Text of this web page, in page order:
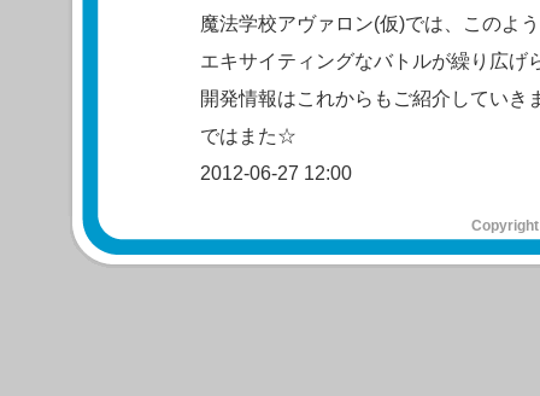
魔法学校アヴァロン(仮)では、このよ
エキサイティングなバトルが繰り広げ
開発情報はこれからもご紹介していき
ではまた☆
2012-06-27 12:00